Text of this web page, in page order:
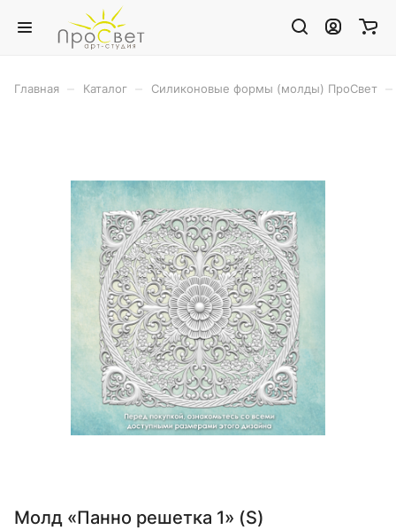
Главная Каталог Силиконовые формы (молды) ПроСвет
Молд «Панно решетка 1» (S)